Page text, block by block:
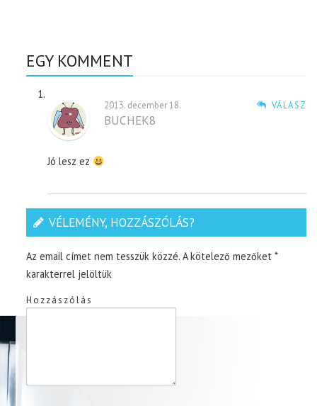
EGY KOMMENT
VÁLASZ
2013. december 18.
BUCHEK8
Jó lesz ez
VÉLEMÉNY, HOZZÁSZÓLÁS?
Az email címet nem tesszük közzé. A kötelező mezőket*
karakterrel jelöltük
Hozzászólás